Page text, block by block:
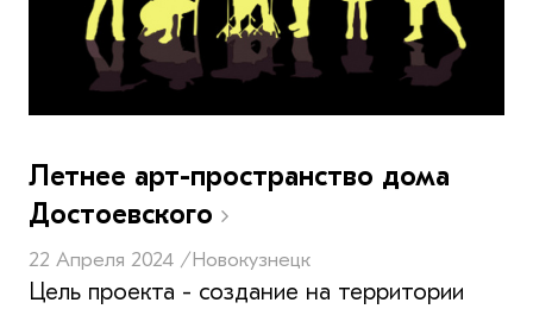
Летнее арт-пространство дома
Достоевского
22 Апреля 2024 /Новокузнецк
Цель проекта - создание на территории